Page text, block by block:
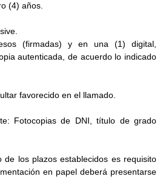
(4) años.
(firmadas) y en una (1) digital,
autenticada, de acuerdo lo indicado
favorecido en el llamado.
Fotocopias de DNI, título de grado
de los plazos establecidos es requisito
en papel deberá presentarse